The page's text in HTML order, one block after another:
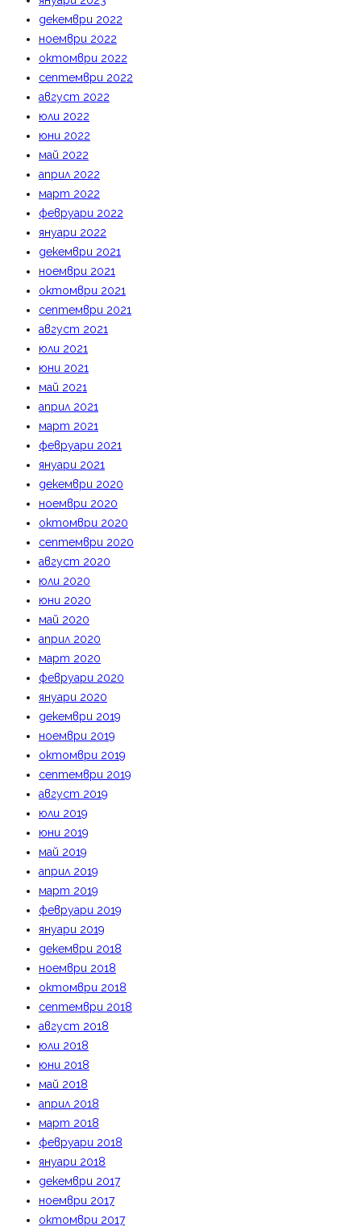
декември 2022
ноември 2022
октомври 2022
септември 2022
август 2022
юли 2022
юни 2022
май 2022
април 2022
март 2022
февруари 2022
януари 2022
декември 2021
ноември 2021
октомври 2021
септември 2021
август 2021
юли 2021
юни 2021
май 2021
април 2021
март 2021
февруари 2021
януари 2021
декември 2020
ноември 2020
октомври 2020
септември 2020
август 2020
юли 2020
юни 2020
май 2020
април 2020
март 2020
февруари 2020
януари 2020
декември 2019
ноември 2019
октомври 2019
септември 2019
август 2019
юли 2019
юни 2019
май 2019
април 2019
март 2019
февруари 2019
януари 2019
декември 2018
ноември 2018
октомври 2018
септември 2018
август 2018
юли 2018
юни 2018
май 2018
април 2018
март 2018
февруари 2018
януари 2018
декември 2017
ноември 2017
октомври 2017